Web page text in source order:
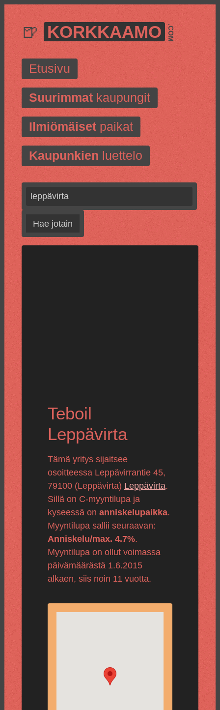
🍺 KORKKAAMO .COM
Etusivu
Suurimmatkaupungit
Ilmiömäisetpaikat
Kaupunkien luettelo
Hae jotain
Teboil
Leppävirta
Tämä yritys sijaitsee
osoitteessa Leppävirrantie 45,
79100 (Leppävirta) Leppävirta.
Sillä on C-myyntilupa ja
kyseessä on anniskelupaikka.
Myyntilupa sallii seuraavan:
Anniskelu/max. 4.7%.
Myyntilupa on ollut voimassa
päivämäärästä 1.6.2015
alkaen, siis noin 11 vuotta.